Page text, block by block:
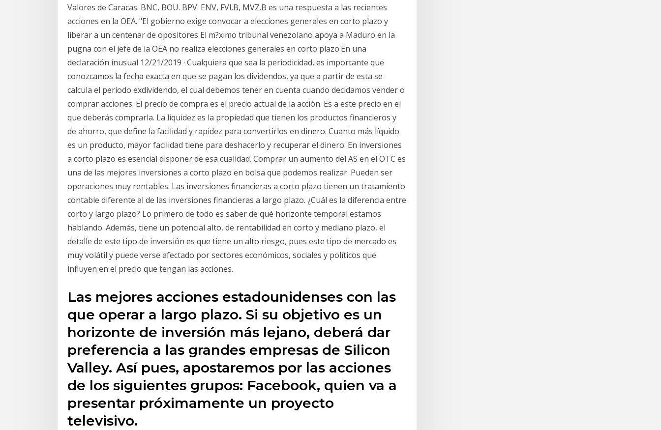
Valores de Caracas. BNC, BOU. BPV. ENV, FVI.B, MVZ.B es una respuesta a las recientes
acciones en la OEA. "El gobierno exige convocar a elecciones generales en corto plazo y
liberar a un centenar de opositores El m?ximo tribunal venezolano apoya a Maduro en la
pugna con el jefe de la OEA no realiza elecciones generales en corto plazo.En una
declaración inusual 12/21/2019 · Cualquiera que sea la periodicidad, es importante que
conozcamos la fecha exacta en que se pagan los dividendos, ya que a partir de esta se
calcula el periodo exdividendo, el cual debemos tener en cuenta cuando decidamos vender o
comprar acciones. El precio de compra es el precio actual de la acción. Es a este precio en el
que deberás comprarla. La liquidez es la propiedad que tienen los productos financieros y
de ahorro, que define la facilidad y rapidez para convertirlos en dinero. Cuanto más líquido
es un producto, mayor facilidad tiene para deshacerlo y recuperar el dinero. En inversiones
a corto plazo es esencial disponer de esa cualidad. Comprar un aumento del AS en el OTC es
una de las mejores inversiones a corto plazo en bolsa que podemos realizar. Pueden ser
operaciones muy rentables. Las inversiones financieras a corto plazo tienen un tratamiento
contable diferente al de las inversiones financieras a largo plazo. ¿Cuál es la diferencia entre
corto y largo plazo? Lo primero de todo es saber de qué horizonte temporal estamos
hablando. Además, tiene un potencial alto, de rentabilidad en corto y mediano plazo, el
detalle de este tipo de inversión es que tiene un alto riesgo, pues este tipo de mercado es
muy volátil y puede verse afectado por sectores económicos, sociales y políticos que
influyen en el precio que tengan las acciones.
Las mejores acciones estadounidenses con las
que operar a largo plazo. Si su objetivo es un
horizonte de inversión más lejano, deberá dar
preferencia a las grandes empresas de Silicon
Valley. Así pues, apostaremos por las acciones
de los siguientes grupos: Facebook, quien va a
presentar próximamente un proyecto
televisivo.